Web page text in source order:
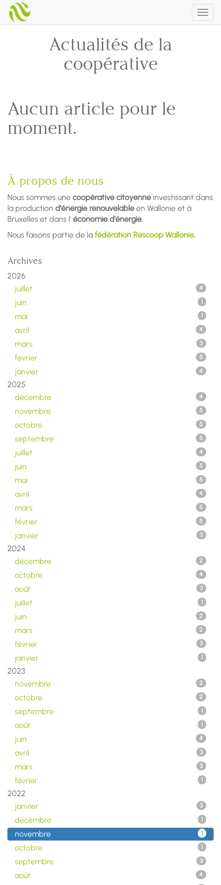
Actualités de la
coopérative
Aucun article pour le
moment.
À propos de nous
Nous sommes une coopérative citoyenne investissant dans
la production d'énergie renouvelable en Wallonie et à
Bruxelles et dans l' économie d'énergie.
Nous faisons partie de la fédération Rescoop Wallonie.
Archives
2026
juillet
4
juin 1
mai 1
avril 4
mars 3
février 5
janvier 4
2025
décembre
4
novembre 5
octobre 5
septembre 5
juillet 4
juin 5
mai 5
avril 4
mars 5
février 5
janvier 3
2024
décembre
2
octobre 4
août 3
juillet 1
juin 2
mars 2
février 3
janvier 1
2023
novembre
2
octobre 2
septembre 1
août 1
juin 4
avril 3
mars 3
février 1
2022
janvier
3
décembre 1
novembre 1
octobre 1
septembre 3
août 4